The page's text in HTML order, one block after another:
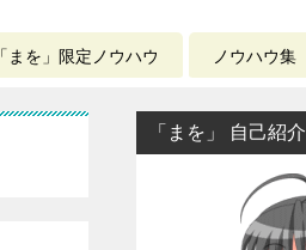
「まを」限定ノウハウ ノウハウ集
「まを」 自己紹介